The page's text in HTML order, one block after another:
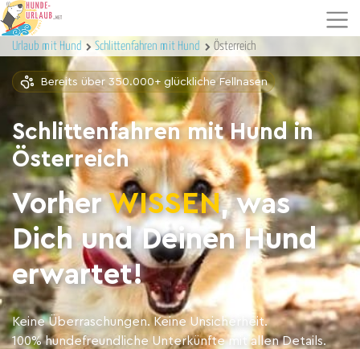
Urlaub mit Hund Schlittenfahren mit Hund Österreich
Bereits über 350.000+ glückliche Fellnasen
Schlittenfahren mit Hund in
Österreich
VorherWISSEN, was
Dich und Deinen Hund
erwartet!
Keine Überraschungen. Keine Unsicherheit.
100% hundefreundliche Unterkünfte mit allen Details.